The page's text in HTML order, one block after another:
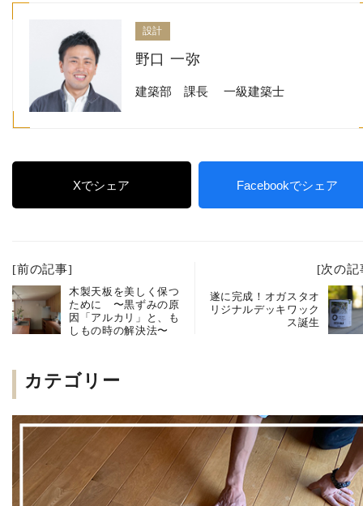
設計
野口 一弥
建築部 課長 一級建築士
Xでシェア Facebookでシェア
[前の記事]
木製天板を美しく保つ
ために 〜黒ずみの原
因「アルカリ」と、も
しもの時の解決法〜
[次の記
遂に完成！オガスタオ
リジナルデッキワック
ス誕生
カテゴリー